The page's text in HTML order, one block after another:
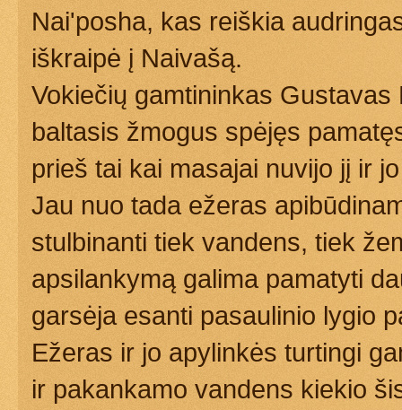
Nai'posha, kas reiškia
iškraipė į Naivašą.
Vokiečių gamtininkas
baltasis žmogus spėjęs
prieš tai kai masajai nuvijo jį ir
Jau nuo tada ežeras
stulbinanti tiek vandens, tiek
apsilankymą galima pamatyti
garsėja esanti pasaulinio lygio
Ežeras ir jo apylinkės turtingi
ir pakankamo vandens kiekio